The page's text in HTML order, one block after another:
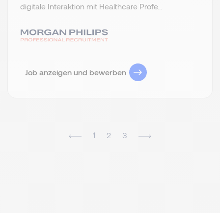
digitale Interaktion mit Healthcare Profe...
Job anzeigen und bewerben
1 2 3